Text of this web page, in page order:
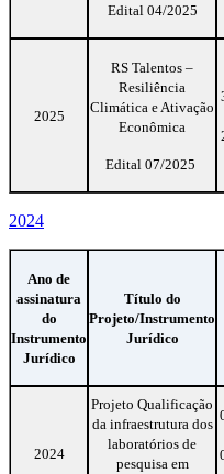
Edital 04/2025
2025
RS Talentos –
Resiliência
Climática e Ativação
Econômica
Edital 07/2025
2024
Ano de
assinatura
do
Instrumento
Jurídico
Título do
Projeto/Instrumento
Jurídico
2024
Projeto Qualificação
da infraestrutura dos
laboratórios de
pesquisa em